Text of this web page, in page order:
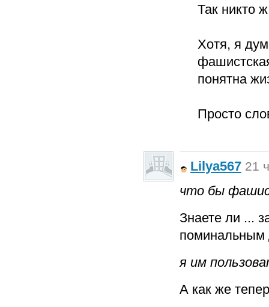
Так никто
Хотя, я
понятна
Просто
Lilya567 21
что бы
Знаете ли ...
поминальным
я им
А как же